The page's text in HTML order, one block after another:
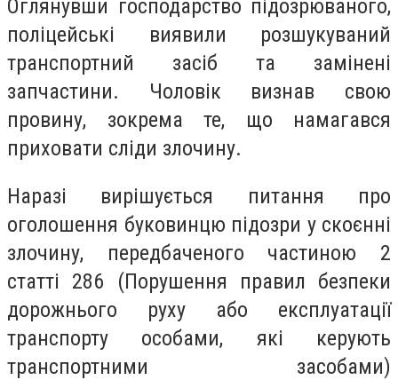
Оглянувши господарство підозрюваного,
поліцейські виявили розшукуваний
транспортний засіб та замінені
запчастини. Чоловік визнав свою
провину, зокрема те, що намагався
приховати сліди злочину.
Наразі вирішується питання про
оголошення буковинцю підозри у скоєнні
злочину, передбаченого частиною 2
статті 286 (Порушення правил безпеки
дорожнього руху або експлуатації
транспорту особами, які керують
транспортними засобами)